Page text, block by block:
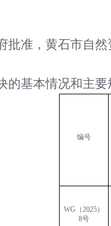
批准，黄石市自然
的基本情况和主
编号
WG（2025）
8号